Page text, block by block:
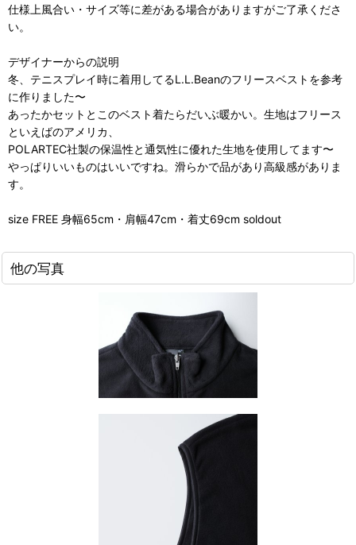
仕様上風合い・サイズ等に差がある場合がありますがご了承くださ
い。
デザイナーからの説明
冬、テニスプレイ時に着用してるL.L.Beanのフリースベストを参考
に作りました〜
あったかセットとこのベスト着たらだいぶ暖かい。生地はフリース
といえばのアメリカ、
POLARTEC社製の保温性と通気性に優れた生地を使用してます〜
やっぱりいいものはいいですね。滑らかで品があり高級感がありま
す。
size FREE 身幅65cm・肩幅47cm・着丈69cm soldout
他の写真